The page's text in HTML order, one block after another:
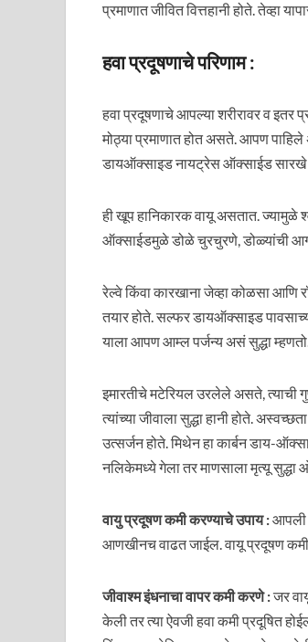
प्रमाणात जीवित वित्तहानी होते. तेव्हा
हवा प्रदूषणाचे परिणाम :
हवा प्रदूषणाचे आपल्या शरीरावर व इतर
मोठ्या प्रमाणात होत असते. आपण पाहिले
डायऑक्साइड नायट्रेस ऑक्साईड सारखे
ही खूप हानिकारक वायू असतात.
ऑक्साईडमुळे डोळे चुरचुरणे, डोळ्यांची
रेल्वे किंवा कारखाना जेव्हा कोळसा
तयार होते. सल्फर डायऑक्साइड
याला आपण आम्ल पर्जन्य असं सुद्धा
इमारतीचे मटेरियल उरलेले असते, त्याची
त्यांच्या जीवाला सुद्धा हानी होते.
उत्सर्जन होते. मिथेन हा कार्बन डाय-
नलिकेमध्ये गेला तर माणसाला मृत्यू
वायु प्रदूषण कमी करण्याचे उपाय :आपली
आणखीनच वाढत जाईल. वायू प्रदूषण कमी
जीवाश्म इंधनाचा वापर कमी करणे :जर
केली तर त्या ऐवजी हवा कमी प्रदूषित